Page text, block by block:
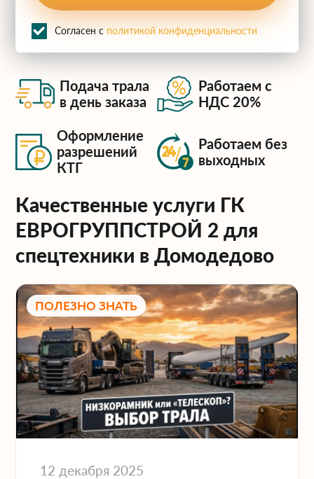
Подача трала
в день заказа
Работаем с
НДС 20%
Оформление
разрешений
КТГ
Работаем без
выходных
Согласен с политикой конфиденциальности
Качественные услуги ГК
ЕВРОГРУППСТРОЙ 2 для
спецтехники в Домодедово
ПОЛЕЗНО ЗНАТЬ
12 декабря 2025